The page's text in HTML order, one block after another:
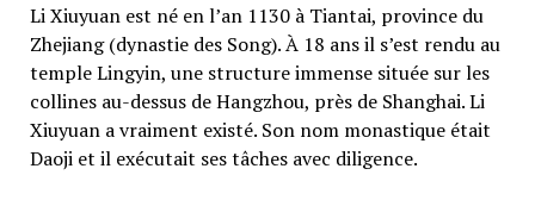
Li Xiuyuan est né en l’an 1130 à Tiantai, province du
Zhejiang (dynastie des Song). À 18 ans il s’est rendu au
temple Lingyin, une structure immense située sur les
collines au-dessus de Hangzhou, près de Shanghai. Li
Xiuyuan a vraiment existé. Son nom monastique était
Daoji et il exécutait ses tâches avec diligence.